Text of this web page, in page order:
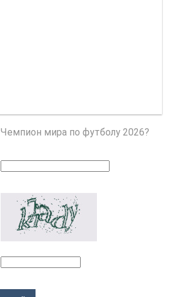
Чемпион мира по футболу 2026?